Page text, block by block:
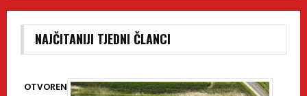
NAJČITANIJI TJEDNI ČLANCI
OTVOREN